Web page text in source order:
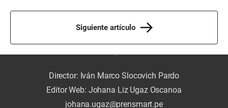
Siguiente artículo
Director: Iván Marco Slocovich Pardo
Editor Web: Johana Liz Ugaz Oscanoa
johana.ugaz@prensmart.pe